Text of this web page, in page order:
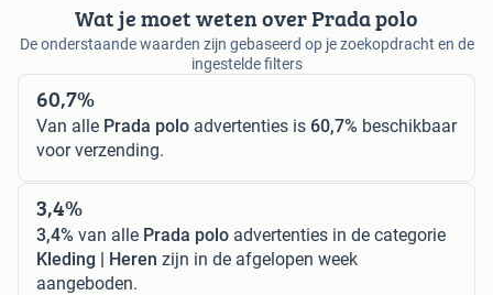
Wat je moet weten over Prada polo
De onderstaande waarden zijn gebaseerd op je zoekopdracht en de
ingestelde filters
60,7%
Van alle Prada polo advertenties is 60,7% beschikbaar
voor verzending.
3,4%
3,4% van alle Prada polo advertenties in de categorie
Kleding | Heren zijn in de afgelopen week
aangeboden.